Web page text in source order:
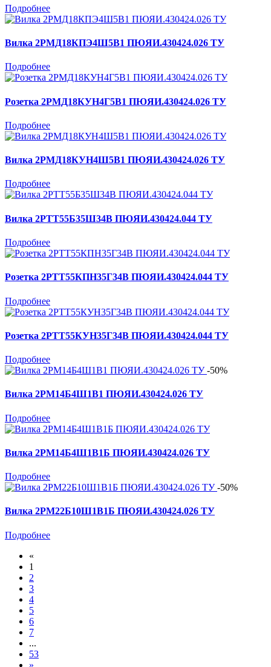
Подробнее
Вилка 2РМД18КПЭ4Ш5В1 ПЮЯИ.430424.026 ТУ
Подробнее
Розетка 2РМД18КУН4Г5В1 ПЮЯИ.430424.026 ТУ
Подробнее
Вилка 2РМД18КУН4Ш5В1 ПЮЯИ.430424.026 ТУ
Подробнее
Вилка 2РТТ55Б35Ш34В ПЮЯИ.430424.044 ТУ
Подробнее
Розетка 2РТТ55КПН35Г34В ПЮЯИ.430424.044 ТУ
Подробнее
Розетка 2РТТ55КУН35Г34В ПЮЯИ.430424.044 ТУ
Подробнее
-50%
Вилка 2РМ14Б4Ш1В1 ПЮЯИ.430424.026 ТУ
Подробнее
Вилка 2РМ14Б4Ш1В1Б ПЮЯИ.430424.026 ТУ
Подробнее
-50%
Вилка 2РМ22Б10Ш1В1Б ПЮЯИ.430424.026 ТУ
Подробнее
«
1
2
3
4
5
6
7
...
53
»